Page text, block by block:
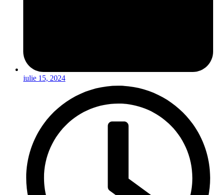
iulie 15, 2024